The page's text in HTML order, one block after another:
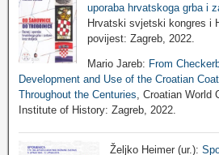
uporaba hrvatskoga grba i
Hrvatski svjetski kongres i
povijest: Zagreb, 2022.
Mario Jareb: From
Development and Use of the Croatian
Throughout the Centuries , Croatian World
Institute of History: Zagreb, 2022.
Željko Heimer (ur.):